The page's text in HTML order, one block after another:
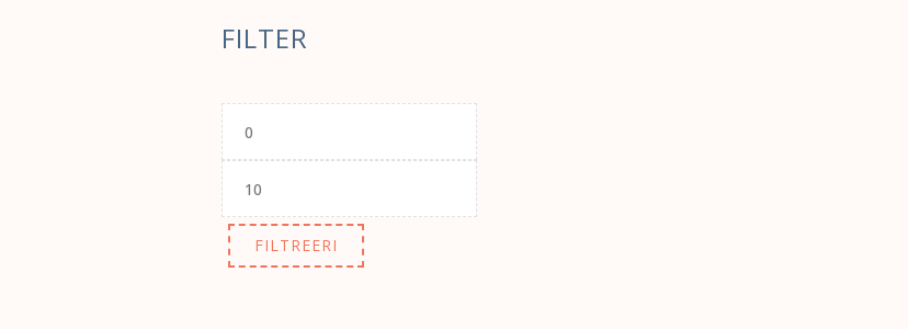
FILTER
Minimaalne
hind
Maksimaalne
hind
FILTREERI